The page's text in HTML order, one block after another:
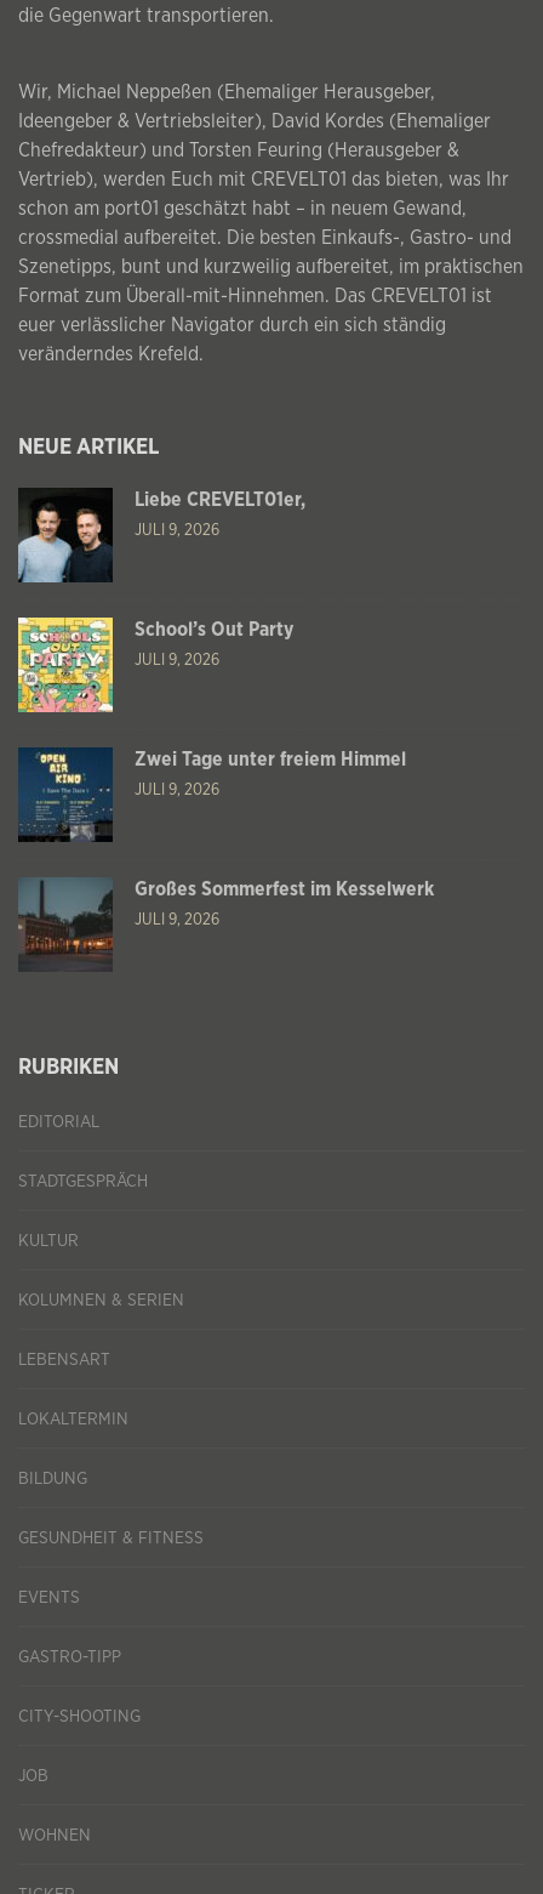
die Gegenwart transportieren.
Wir, Michael Neppeßen (Ehemaliger Herausgeber,
Ideengeber & Vertriebsleiter), David Kordes (Ehemaliger
Chefredakteur) und Torsten Feuring (Herausgeber &
Vertrieb), werden Euch mit CREVELT01 das bieten, was Ihr
schon am port01 geschätzt habt – in neuem Gewand,
crossmedial aufbereitet. Die besten Einkaufs-, Gastro- und
Szenetipps, bunt und kurzweilig aufbereitet, im praktischen
Format zum Überall-mit-Hinnehmen. Das CREVELT01 ist
euer verlässlicher Navigator durch ein sich ständig
veränderndes Krefeld.
NEUE ARTIKEL
Liebe CREVELT01er,
JULI 9, 2026
School’s Out Party
JULI 9, 2026
Zwei Tage unter freiem Himmel
JULI 9, 2026
Großes Sommerfest im Kesselwerk
JULI 9, 2026
RUBRIKEN
EDITORIAL
STADTGESPRÄCH
KULTUR
KOLUMNEN & SERIEN
LEBENSART
LOKALTERMIN
BILDUNG
GESUNDHEIT & FITNESS
EVENTS
GASTRO-TIPP
CITY-SHOOTING
JOB
WOHNEN